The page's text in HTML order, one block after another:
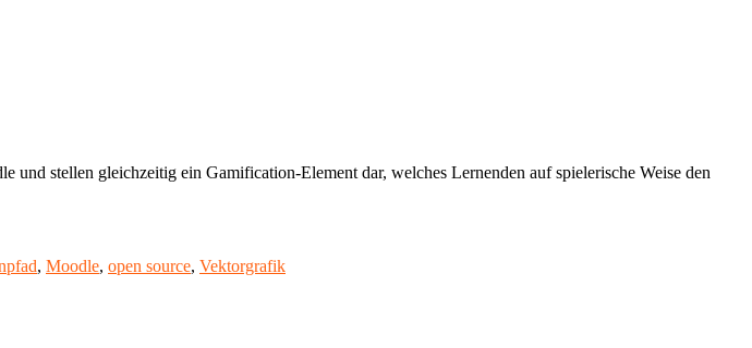
stellen gleichzeitig ein Gamification-Element dar, welches Lernenden auf spielerische Weise den
, Moodle, open source, Vektorgrafik